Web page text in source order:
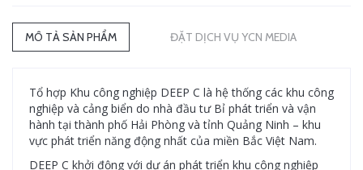
MÔ TẢ SẢN PHẨM ĐẶT DỊCH VỤ YCN MEDIA
Tổ hợp Khu công nghiệp DEEP C là hệ thống các khu công
nghiệp và cảng biển do nhà đầu tư Bỉ phát triển và vận
hành tại thành phố Hải Phòng và tỉnh Quảng Ninh – khu
vực phát triển năng động nhất của miền Bắc Việt Nam.
DEEP C khởi động với dự án phát triển khu công nghiệp